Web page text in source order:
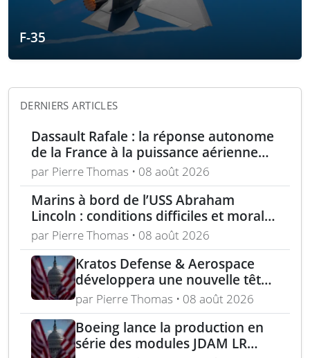
F-35
DERNIERS ARTICLES
Dassault Rafale : la réponse autonome
de la France à la puissance aérienne
moderne
par Pierre Thomas • 08 août 2026
Marins à bord de l’USS Abraham
Lincoln : conditions difficiles et moral
en berne selon leurs familles
par Pierre Thomas • 08 août 2026
Kratos Defense & Aerospace
développera une nouvelle tête
chercheuse pour les missiles
FGM-148 Javelin
par Pierre Thomas • 08 août 2026
Boeing lance la production en
série des modules JDAM LR